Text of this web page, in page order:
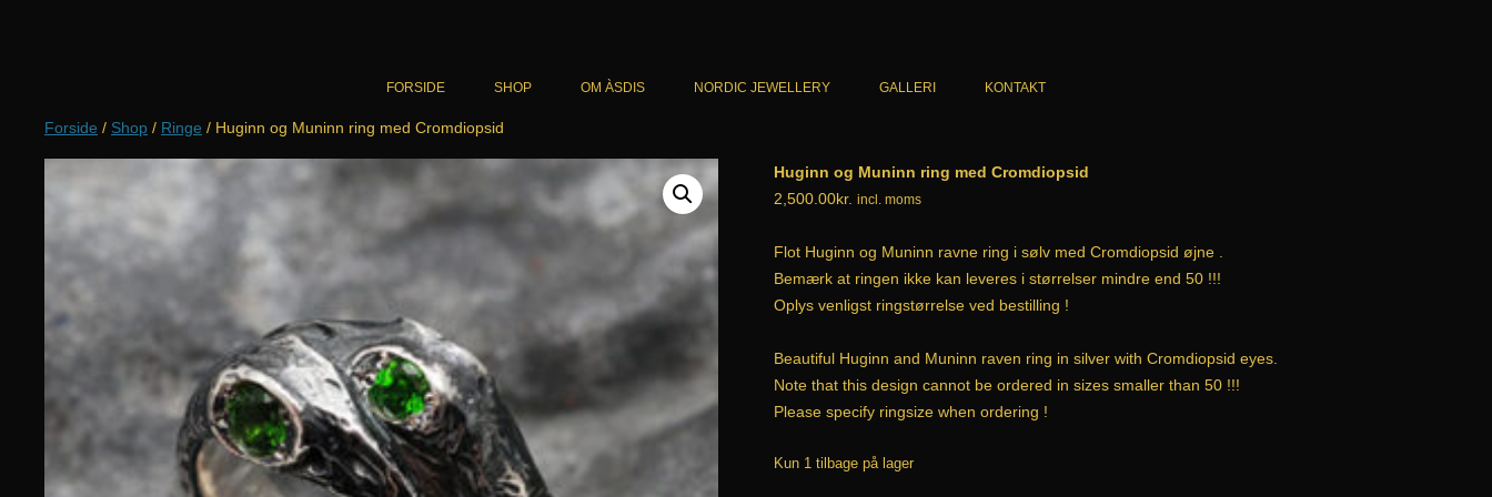
FORSIDE SHOP
HALSSMYKKER
ØRERINGE
HERRESMYKKER
UNIKA
CART
CHECKOUT
OM ÀSDIS NORDIC JEWELLERY GALLERI KONTAKT
Forside / Shop / Ringe / Huginn og Muninn ring med Cromdiopsid
Huginn og Muninn ring med Cromdiopsid
2,500.00kr. incl. moms
Flot Huginn og Muninn ravne ring i sølv med Cromdiopsid øjne .
Bemærk at ringen ikke kan leveres i størrelser mindre end 50 !!!
Oplys venligst ringstørrelse ved bestilling !
Beautiful Huginn and Muninn raven ring in silver with Cromdiopsid eyes.
Note that this design cannot be ordered in sizes smaller than 50 !!!
Please specify ringsize when ordering !
Kun 1 tilbage på lager